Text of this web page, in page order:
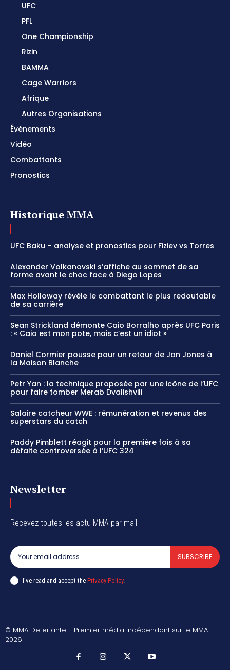
UFC
PFL
One Championship
Rizin
BAMMA
Cage Warriors
Afrique
Autres Organisations
Événements
Vidéo
Combattants
Pronostics
Historique MMA
UFC Baku – analyse et pronostics pour Fiziev vs Torres
Alexander Volkanovski s’affiche au sommet de sa
forme avant le choc face à Diego Lopes
Max Holloway révèle le combattant le plus redoutable
de sa carrière
Sean Strickland démonte Caio Borralho après UFC Paris
: « Caio est mon pote, mais c’est un idiot »
Daniel Cormier pousse pour un retour de Jon Jones à
la Maison Blanche
Petr Yan : la technique proposée par une icône de l’UFC
pour faire tomber Merab Dvalishvili
Salaire catcheur WWE : rémunération et revenus des
superstars du catch
Paddy Pimblett réagit pour la première fois à sa
défaite controversée à l’UFC 324
Newsletter
Recevez toutes les actu MMA par mail
SUBSCRIBE
I've read and accept the Privacy Policy.
© MMA Deferlante - Premier média indépendant sur le MMA
2026